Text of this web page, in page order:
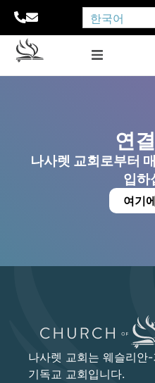
한국어
연
나사렛 교회로부터
입하
여기
나사렛 교회는 웨슬리안
기독교 교회입니다.